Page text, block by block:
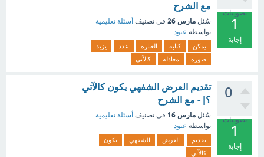
تصويتات
1
إجابة
مع الشرح
سُئل مارس 26 في تصنيف أسئلة تعليمية
بواسطة عبود
يمكن كتابة العبارة عدد
يزيد
صورة
معادلة كالآتي
0
تصويتات
1
إجابة
تقديم العرض الشفهي يكون كالآتي
؟| - مع الشرح
سُئل مارس 16 في تصنيف أسئلة تعليمية
بواسطة عبود
تقديم العرض الشفهي
يكون
كالآتي